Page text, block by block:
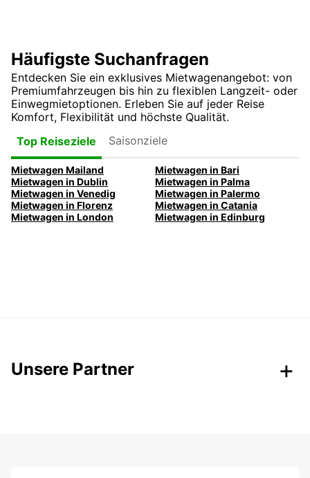
Häufigste Suchanfragen
Entdecken Sie ein exklusives Mietwagenangebot: von
Premiumfahrzeugen bis hin zu flexiblen Langzeit- oder
Einwegmietoptionen. Erleben Sie auf jeder Reise
Komfort, Flexibilität und höchste Qualität.
Top Reiseziele
Saisonziele
Mietwagen Mailand
Mietwagen in Bari
Mietwagen in Dublin
Mietwagen in Palma
Mietwagen in Venedig
Mietwagen in Palermo
Mietwagen in Florenz
Mietwagen in Catania
Mietwagen in London
Mietwagen in Edinburg
Unsere Partner